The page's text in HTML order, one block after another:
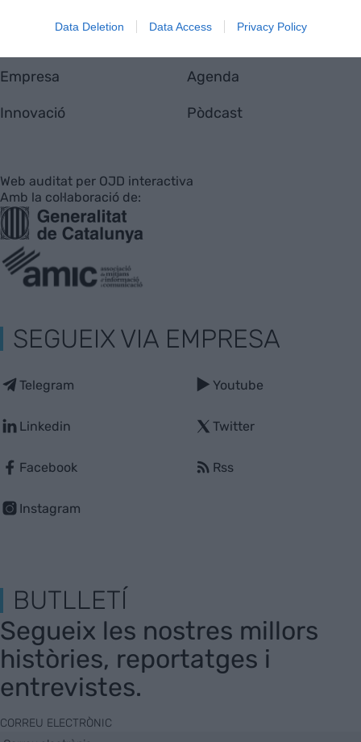
Data Deletion Data Access Privacy Policy
Empresa
Innovació
Agenda
Pòdcast
Web auditat per OJD interactiva
Amb la col·laboració de:
SEGUEIX VIA EMPRESA
Telegram
Linkedin
Facebook
Instagram
Youtube
Twitter
Rss
BUTLLETÍ
Segueix les nostres millors
històries, reportatges i
entrevistes.
CORREU ELECTRÒNIC